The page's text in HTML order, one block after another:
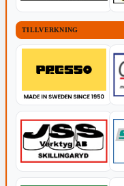
TILLVERKNING